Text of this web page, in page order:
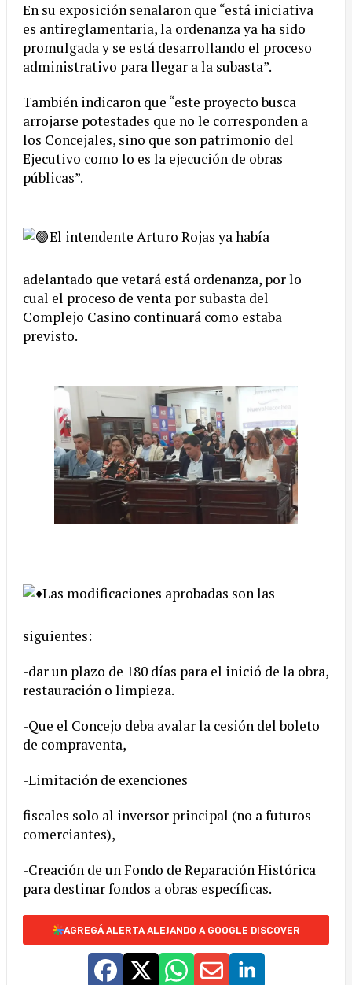
En su exposición señalaron que “está iniciativa
es antireglamentaria, la ordenanza ya ha sido
promulgada y se está desarrollando el proceso
administrativo para llegar a la subasta”.
También indicaron que “este proyecto busca
arrojarse potestades que no le corresponden a
los Concejales, sino que son patrimonio del
Ejecutivo como lo es la ejecución de obras
públicas”.
El intendente Arturo Rojas ya había
adelantado que vetará está ordenanza, por lo
cual el proceso de venta por subasta del
Complejo Casino continuará como estaba
previsto.
Las modificaciones aprobadas son las
siguientes:
-dar un plazo de 180 días para el inició de la obra,
restauración o limpieza.
-Que el Concejo deba avalar la cesión del boleto
de compraventa,
-Limitación de exenciones
fiscales solo al inversor principal (no a futuros
comerciantes),
-Creación de un Fondo de Reparación Histórica
para destinar fondos a obras específicas.
AGREGÁ ALERTA ALEJANDO A GOOGLE DISCOVER